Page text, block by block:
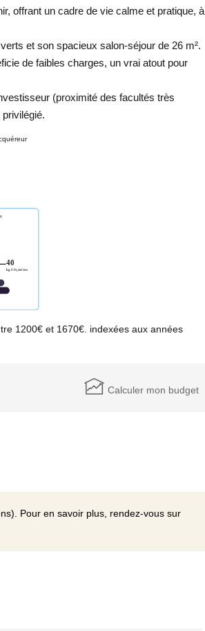
offrant un cadre de vie calme et pratique, à
et son spacieux salon-séjour de 26 m².
de faibles charges, un vrai atout pour
(proximité des facultés très
1200€ et 1670€. indexées aux années
Calculer mon budget
Pour en savoir plus, rendez-vous sur